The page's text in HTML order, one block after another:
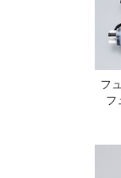
フ
フ